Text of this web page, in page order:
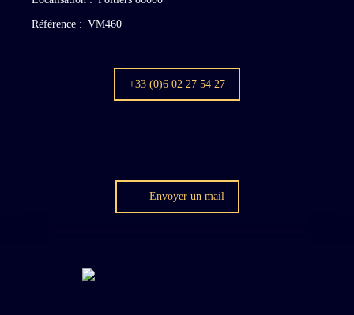
Référence : VM460
+33 (0)6 02 27 54 27
Envoyer un mail